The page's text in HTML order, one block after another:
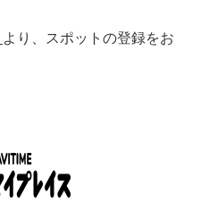
より、スポットの登録をお